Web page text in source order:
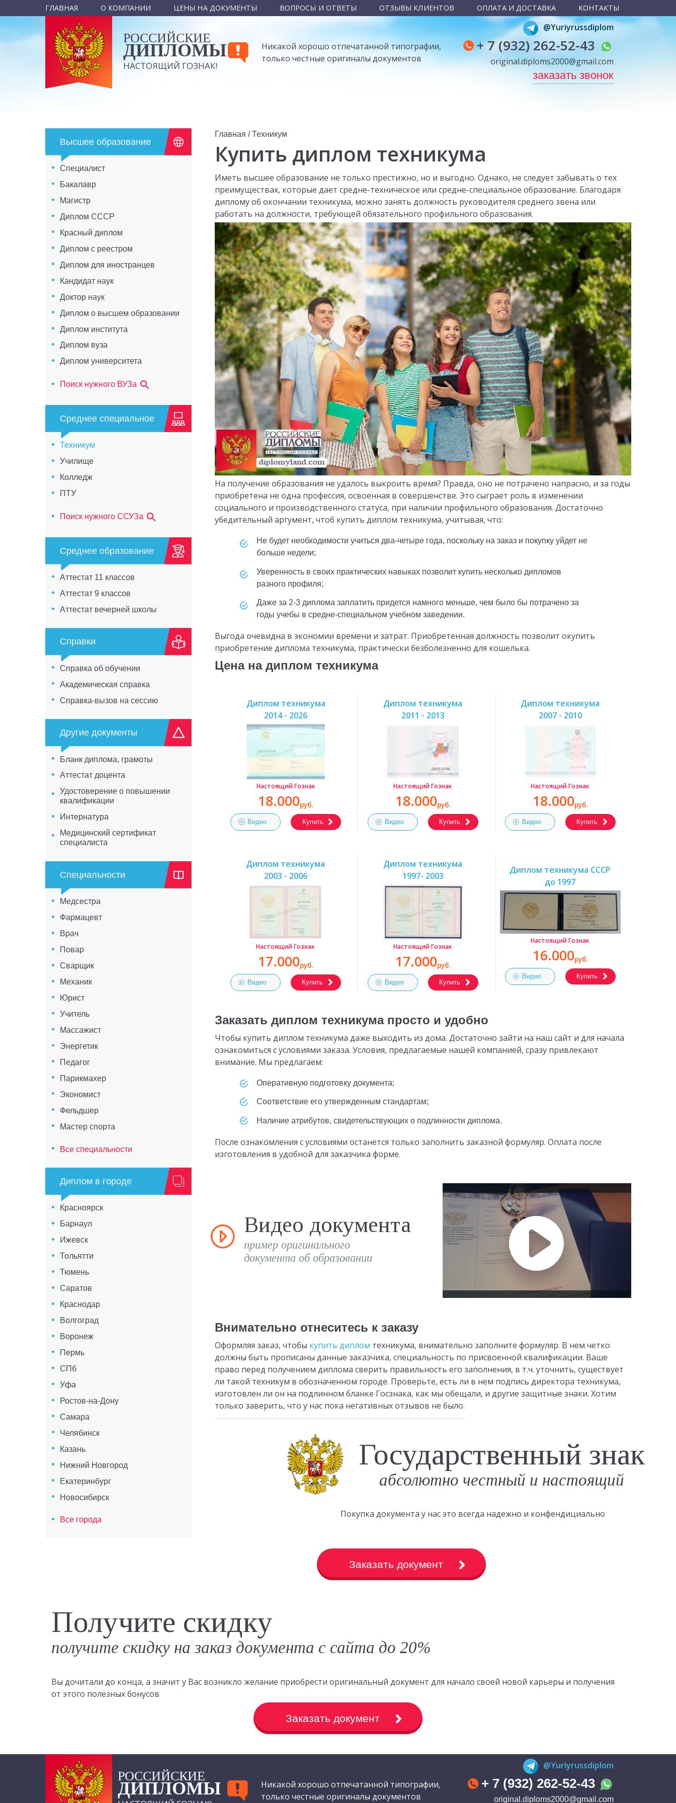
ГЛАВНАЯ О КОМПАНИИ ЦЕНЫ НА ДОКУМЕНТЫ ВОПРОСЫ И ОТВЕТЫ ОТЗЫВЫ КЛИЕНТОВ ОПЛАТА И ДОСТАВКА КОНТАКТЫ
РОССИЙСКИЕ
ДИПЛОМЫ
НАСТОЯЩИЙ ГОЗНАК!
Никакой хорошо отпечатанной типографии,
только честные оригиналы документов
@Yuriyrussdiplom
+ 7 (932) 262-52-43
original.diploms2000@gmail.com
заказать звонок
Высшее образование
Специалист
Бакалавр
Магистр
Диплом СССР
Красный диплом
Диплом с реестром
Диплом для иностранцев
Кандидат наук
Доктор наук
Диплом о высшем образовании
Диплом института
Диплом вуза
Диплом университета
Поиск нужного ВУЗа
Среднее специальное
Техникум
Училище
Колледж
ПТУ
Поиск нужного ССУЗа
Среднее образование
Аттестат 11 классов
Аттестат 9 классов
Аттестат вечерней школы
Справки
Справка об обучении
Академическая справка
Справка-вызов на сессию
Другие документы
Бланк диплома, грамоты
Аттестат доцента
Удостоверение о повышении
квалификации
Интернатура
Медицинский сертификат
специалиста
Специальности
Медсестра
Фармацевт
Врач
Повар
Сварщик
Механик
Юрист
Учитель
Массажист
Энергетик
Педагог
Парикмахер
Экономист
Фельдшер
Мастер спорта
Все специальности
Диплом в городе
Красноярск
Барнаул
Ижевск
Тольятти
Тюмень
Саратов
Краснодар
Волгоград
Воронеж
Пермь
СПб
Уфа
Ростов-на-Дону
Самара
Челябинск
Казань
Нижний Новгород
Екатеринбург
Новосибирск
Все города
Главная /Техникум
Купить диплом техникума
Иметь высшее образование не только престижно, но и выгодно. Однако, не следует забывать о тех
преимуществах, которые дает средне-техническое или средне-специальное образование. Благодаря
диплому об окончании техникума, можно занять должность руководителя среднего звена или
работать на должности, требующей обязательного профильного образования.
На получение образования не удалось выкроить время? Правда, оно не потрачено напрасно, и за годы
приобретена не одна профессия, освоенная в совершенстве. Это сыграет роль в изменении
социального и производственного статуса, при наличии профильного образования. Достаточно
убедительный аргумент, чтоб купить диплом техникума, учитывая, что:
не будет необходимости учиться два-четыре года, поскольку на заказ и покупку уйдет не
больше недели;
уверенность в своих практических навыках позволит купить несколько дипломов
разного профиля;
даже за 2-3 диплома заплатить придется намного меньше, чем было бы потрачено за
годы учебы в средне-специальном учебном заведении.
Выгода очевидна в экономии времени и затрат. Приобретенная должность позволит окупить
приобретение диплома техникума, практически безболезненно для кошелька.
Цена на диплом техникума
Диплом техникума
2014 - 2026
Настоящий Гознак
18.000руб.
Видео Купить
Диплом техникума
2011 - 2013
Настоящий Гознак
18.000руб.
Видео Купить
Диплом техникума
2007 - 2010
Настоящий Гознак
18.000руб.
Видео Купить
Диплом техникума
2003 - 2006
Настоящий Гознак
17.000руб.
Видео Купить
Диплом техникума
1997- 2003
Настоящий Гознак
17.000руб.
Видео Купить
Диплом техникума СССР
до 1997
Настоящий Гознак
16.000руб.
Видео Купить
Заказать диплом техникума просто и удобно
Чтобы купить диплом техникума даже выходить из дома. Достаточно зайти на наш сайт и для начала
ознакомиться с условиями заказа. Условия, предлагаемые нашей компанией, сразу привлекают
внимание. Мы предлагаем:
оперативную подготовку документа;
соответствие его утвержденным стандартам;
наличие атрибутов, свидетельствующих о подлинности диплома.
После ознакомления с условиями останется только заполнить заказной формуляр. Оплата после
изготовления в удобной для заказчика форме.
Видео документа
пример оригинального
документа об образовании
Внимательно отнеситесь к заказу
Оформляя заказ, чтобы купить диплом техникума, внимательно заполните формуляр. В нем четко
должны быть прописаны данные заказчика, специальность по присвоенной квалификации. Ваше
право перед получением диплома сверить правильность его заполнения, в т.ч. уточнить, существует
ли такой техникум в обозначенном городе. Проверьте, есть ли в нем подпись директора техникума,
изготовлен ли он на подлинном бланке Госзнака, как мы обещали, и другие защитные знаки. Хотим
только заверить, что у нас пока негативных отзывов не было.
Государственный знак
абсолютно честный и настоящий
Покупка документа у нас это всегда надежно и конфендициально
Заказать документ
Получите скидку
получите скидку на заказ документа с сайта до 20%
Вы дочитали до конца, а значит у Вас возникло желание приобрести оригинальный документ для начало своей новой карьеры и получения
от этого полезных бонусов
Заказать документ
РОССИЙСКИЕ
ДИПЛОМЫ
Никакой хорошо отпечатанной типографии,
только честные оригиналы документов
@Yuriyrussdiplom
+ 7 (932) 262-52-43
original.diploms2000@gmail.com